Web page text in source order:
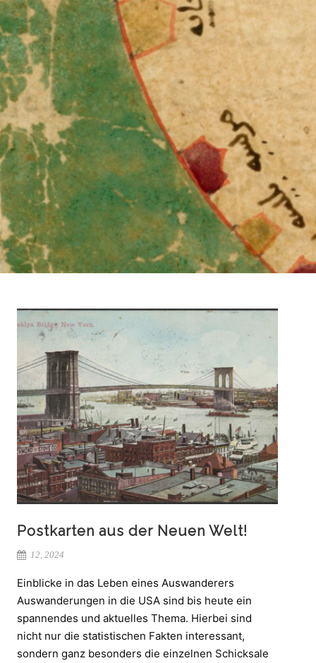
Postkarten aus der Neuen Welt!
12, 2024
Einblicke in das Leben eines Auswanderers
Auswanderungen in die USA sind bis heute ein
spannendes und aktuelles Thema. Hierbei sind
nicht nur die statistischen Fakten interessant,
sondern ganz besonders die einzelnen Schicksale